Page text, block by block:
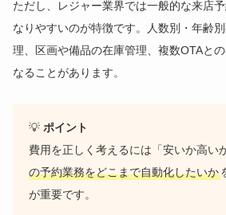
ただし、レジャー業界では一般的な来店
なりやすいのが特徴です。人数別・年齢
理、区画や備品の在庫管理、複数OTAと
なることがあります。
💡 ポイント
費用を正しく考えるには「安いか高い
の予約業務をどこまで自動化したいか
が重要です。